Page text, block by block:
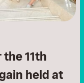
11th
held at